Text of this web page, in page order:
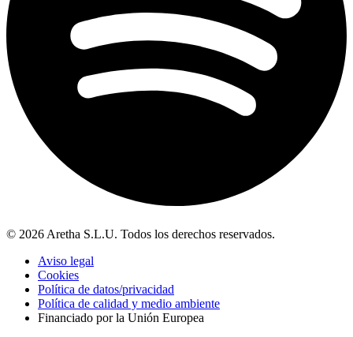
© 2026 Aretha S.L.U. Todos los derechos reservados.
Aviso legal
Cookies
Política de datos/privacidad
Política de calidad y medio ambiente
Financiado por la Unión Europea